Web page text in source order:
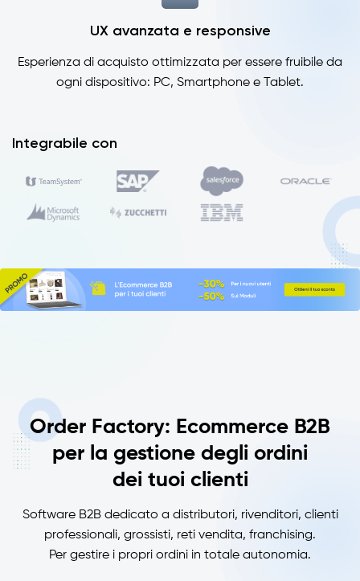
UX avanzata e responsive
Esperienza di acquisto ottimizzata per essere fruibile da
ogni dispositivo: PC, Smartphone e Tablet.
Integrabile con
Order Factory: Ecommerce B2B
per la gestione degli ordini
dei tuoi clienti
Software B2B dedicato a distributori, rivenditori, clienti
professionali, grossisti, reti vendita, franchising.
Per gestire i propri ordini in totale autonomia.